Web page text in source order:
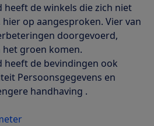
heeft de winkels die zich niet
op aangesproken. Vier van
doorgevoerd,
groen komen.
heeft de bevindingen ook
Persoonsgegevens en
handhaving .